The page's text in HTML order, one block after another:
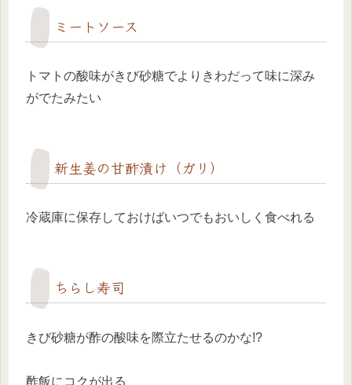
ミートソース
トマトの酸味がきび砂糖でよりきわだって味に深み
がでたみたい
新生姜の甘酢漬け（ガリ）
冷蔵庫に保存しておけばいつでもおいしく食べれる
ちらし寿司
きび砂糖が酢の酸味を際立たせるのかな!?
酢飯にコクが出る